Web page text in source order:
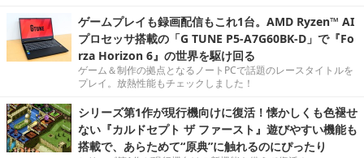
ゲームプレイも録画配信もこれ1台。AMD Ryzen™ AI
プロセッサ搭載の「G TUNE P5-A7G60BK-D」で『Fo
rza Horizon 6』の世界を駆け回る
ゲーム＆制作の拠点となるノートPCで話題のレースタイトルを
プレイ。放熱性能もチェックしました！
シリーズ第1作が現行機向けに復活！懐かしくも色褪せ
ない『カルドセプト ザ ファースト』遊びやすい機能も
搭載で、あらためて“原典”に触れるのにぴったり